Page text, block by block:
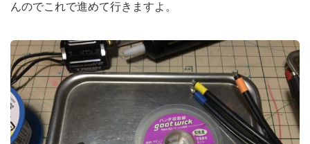
んのでこれで進めて行きますよ。